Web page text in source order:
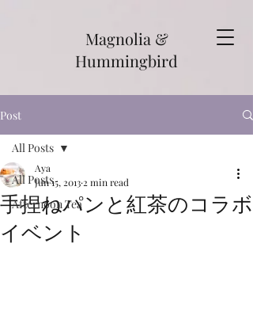
Magnolia &
Hummingbird
Post
All Posts
Afternoon Tea
All Posts
手捏ねパンと紅茶のコラボ
イベント
Aya
Jun 15, 2013 2 min read